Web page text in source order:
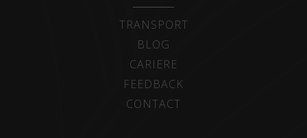
TRANSPORT
BLOG
CARIERE
FEEDBACK
CONTACT